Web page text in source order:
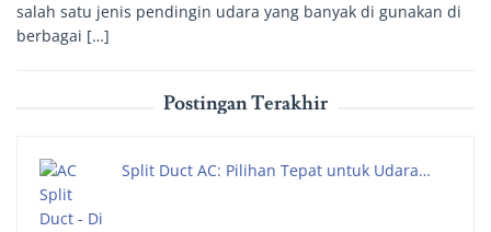
salah satu jenis pendingin udara yang banyak di gunakan di
berbagai […]
Postingan Terakhir
Split Duct AC: Pilihan Tepat untuk Udara…